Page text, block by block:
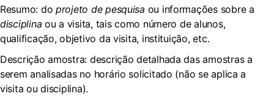
Resumo: doprojeto de pesquisa ou informações sobre a
disciplina ou a visita, tais como número de alunos,
qualificação, objetivo da visita, instituição, etc.
Descrição amostra: descrição detalhada das amostras a
serem analisadas no horário solicitado (não se aplica a
visita ou disciplina).